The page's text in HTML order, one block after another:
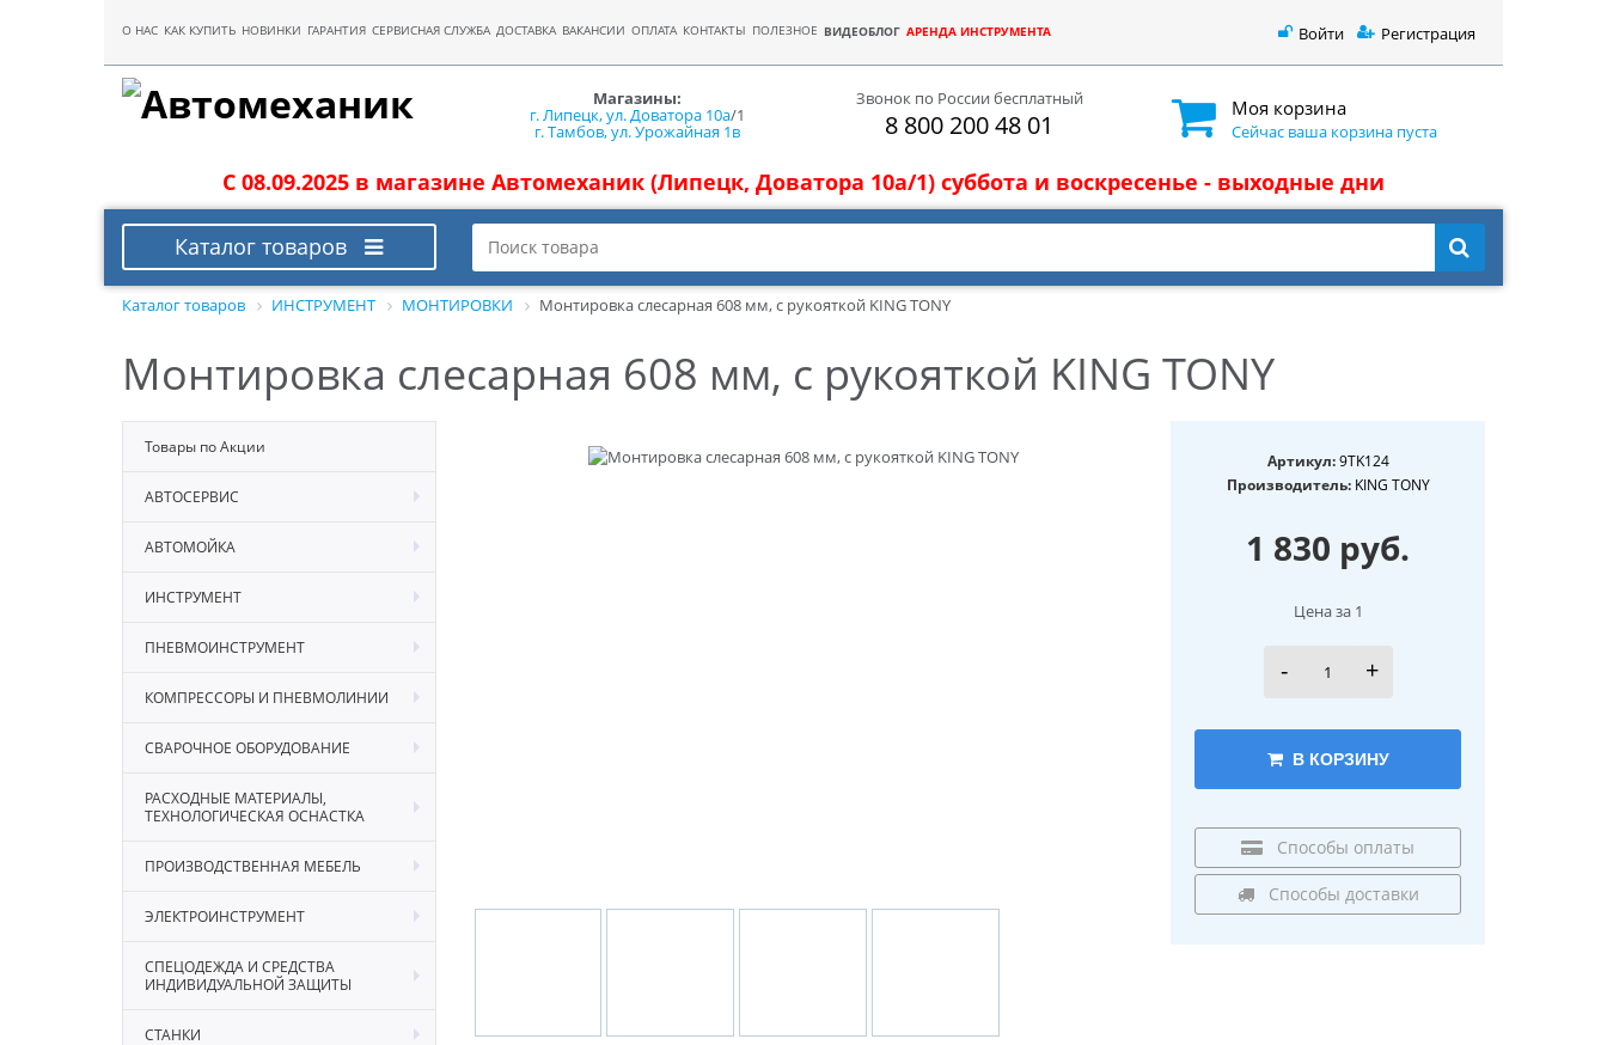
О НАС КАК КУПИТЬ НОВИНКИ ГАРАНТИЯ СЕРВИСНАЯ СЛУЖБА ДОСТАВКА ВАКАНСИИ ОПЛАТА КОНТАКТЫ ПОЛЕЗНОЕ ВИДЕОБЛОГ АРЕНДА ИНСТРУМЕНТА Войти Регистрация
Магазины:
г. Липецк, ул. Доватора 10а/1
г. Тамбов, ул. Урожайная 1в
Звонок по России бесплатный
8 800 200 48 01
Моя корзина
Сейчас ваша корзина пуста
С 08.09.2025 в магазине Автомеханик (Липецк, Доватора 10а/1) суббота и воскресенье - выходные дни
Каталог товаров
Каталог товаров ИНСТРУМЕНТ МОНТИРОВКИ Монтировка слесарная 608 мм, с рукояткой KING TONY
Монтировка слесарная 608 мм, с рукояткой KING TONY
Товары по Акции
АВТОСЕРВИС
АВТОМОЙКА
ИНСТРУМЕНТ
ПНЕВМОИНСТРУМЕНТ
КОМПРЕССОРЫ И ПНЕВМОЛИНИИ
СВАРОЧНОЕ ОБОРУДОВАНИЕ
РАСХОДНЫЕ МАТЕРИАЛЫ,
ТЕХНОЛОГИЧЕСКАЯ ОСНАСТКА
ПРОИЗВОДСТВЕННАЯ МЕБЕЛЬ
ЭЛЕКТРОИНСТРУМЕНТ
СПЕЦОДЕЖДА И СРЕДСТВА
ИНДИВИДУАЛЬНОЙ ЗАЩИТЫ
СТАНКИ
Артикул:9TK124
Производитель:KING TONY
1 830 руб.
Цена за 1
- +
В КОРЗИНУ
Способы оплаты
Способы доставки